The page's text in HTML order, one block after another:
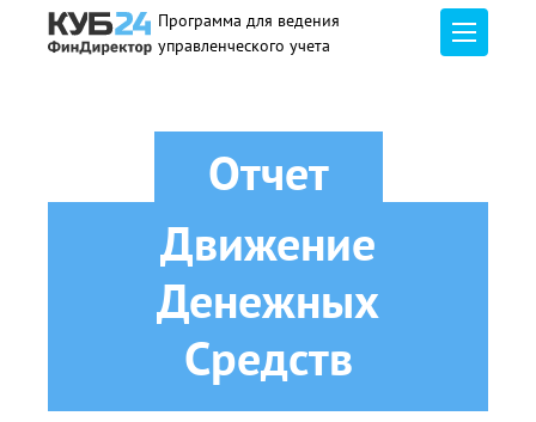
Программа для ведения
управленческого учета
Отчет
Движение
Денежных
Средств